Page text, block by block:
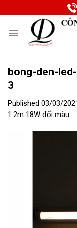
to
bong-den-
3
Published 03/03/
1.2m 18W đổi màu